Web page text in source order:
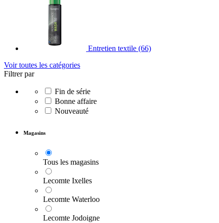
Entretien textile (66)
Voir toutes les catégories
Filtrer par
Fin de série
Bonne affaire
Nouveauté
Magasins
Tous les magasins
Lecomte Ixelles
Lecomte Waterloo
Lecomte Jodoigne